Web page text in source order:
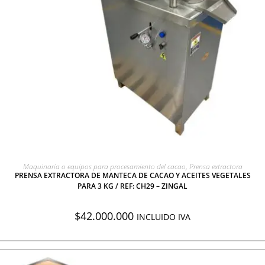
AGREGAR A COTIZACIÓN
Maquinaria o equipos para procesamiento del cacao, Prensa extractora
PRENSA EXTRACTORA DE MANTECA DE CACAO Y ACEITES VEGETALES
PARA 3 KG / REF: CH29 – ZINGAL
$42.000.000 INCLUIDO IVA